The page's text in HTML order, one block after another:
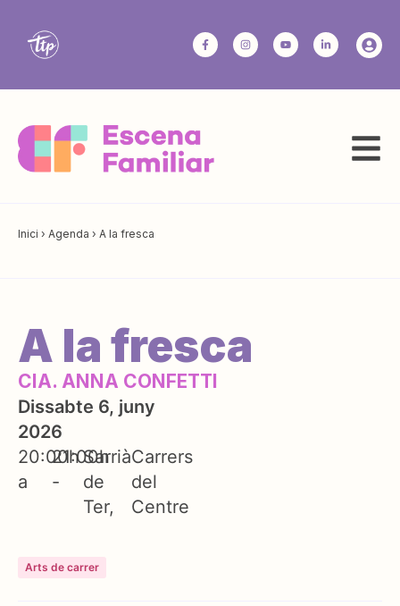
Inici › Agenda › A la fresca
A la fresca
CIA. ANNA CONFETTI
Dissabte 6, juny
2026
20:00h
a
21:00h
-
Sarrià
de
Ter
Carrers
del
Centre
Arts de carrer